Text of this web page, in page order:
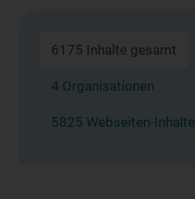
6175 Inhalte gesamt
4 Organisationen
5825 Webseiten-Inhalte